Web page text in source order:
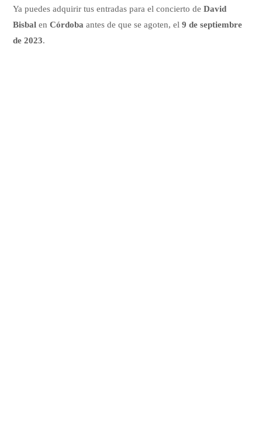
Ya puedes adquirir tus entradas para el concierto deDavid
Bisbal enCórdoba antes de que se agoten, el9 de septiembre
de 2023.